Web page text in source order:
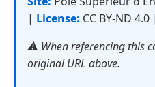
| License: CC BY-ND 4.0 |
⚠️ When referencing this
original URL above.